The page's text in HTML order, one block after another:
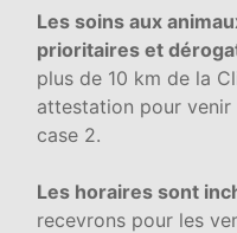
Les soins aux
prioritaires et
plus de 10 km de la
attestation pour venir
case 2.
Les horaires sont
recevrons pour les